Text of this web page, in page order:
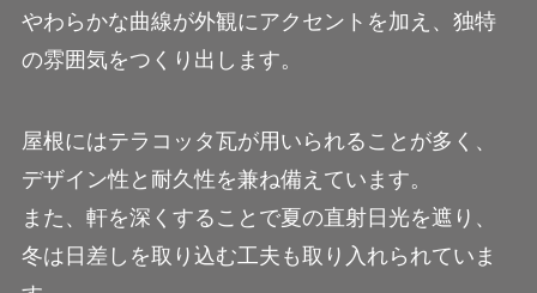
やわらかな曲線が外観にアクセントを加え、独特
の雰囲気をつくり出します。
屋根にはテラコッタ瓦が用いられることが多く、
デザイン性と耐久性を兼ね備えています。
また、軒を深くすることで夏の直射日光を遮り、
冬は日差しを取り込む工夫も取り入れられていま